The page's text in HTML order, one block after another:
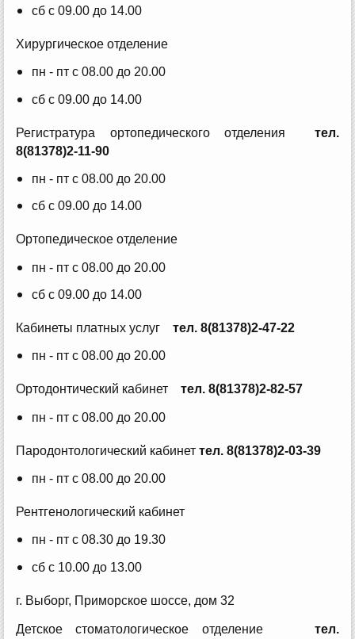
сб с 09.00 до 14.00
Хирургическое отделение
пн - пт с 08.00 до 20.00
сб с 09.00 до 14.00
Регистратура ортопедического отделения
тел.
8(81378)2-11-90
пн - пт с 08.00 до 20.00
сб с 09.00 до 14.00
Ортопедическое отделение
пн - пт с 08.00 до 20.00
сб с 09.00 до 14.00
Кабинеты платных услуг тел. 8(81378)2-47-22
пн - пт с 08.00 до 20.00
Ортодонтический кабинет тел. 8(81378)2-82-57
пн - пт с 08.00 до 20.00
Пародонтологический кабинет тел. 8(81378)2-03-39
пн - пт с 08.00 до 20.00
Рентгенологический кабинет
пн - пт с 08.30 до 19.30
сб с 10.00 до 13.00
г. Выборг, Приморское шоссе, дом 32
Детское стоматологическое отделение тел.